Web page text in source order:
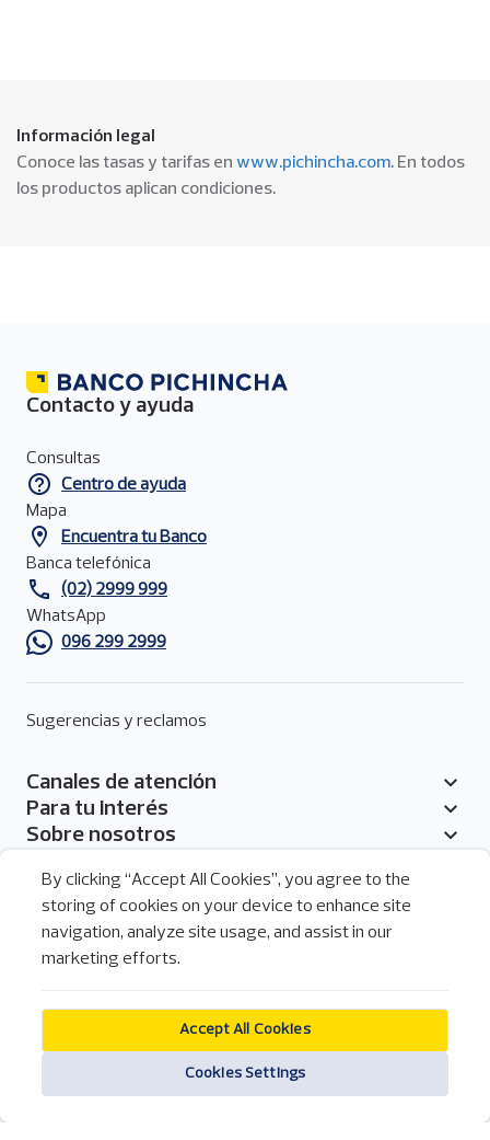
Información legal
Conoce las tasas y tarifas en www.pichincha.com. En todos
los productos aplican condiciones.
contacto
del
pie
de
página
Contacto y ayuda
Centro de ayuda
Consultas
Encuentra tu Banco
Mapa
(02) 2999 999
Banca telefónica
096 299 2999
WhatsApp
Sugerencias y reclamos
Pie
de
página
Canales de atención
Para tu interés
Sobre nosotros
Menú
de
pie
página
Política de cookies
Pichincha Banca Móvil
Descarga nuestra aplicación
By clicking “Accept All Cookies”, you agree to the
storing of cookies on your device to enhance site
navigation, analyze site usage, and assist in our
marketing efforts.
Cookies Settings
Accept All Cookies